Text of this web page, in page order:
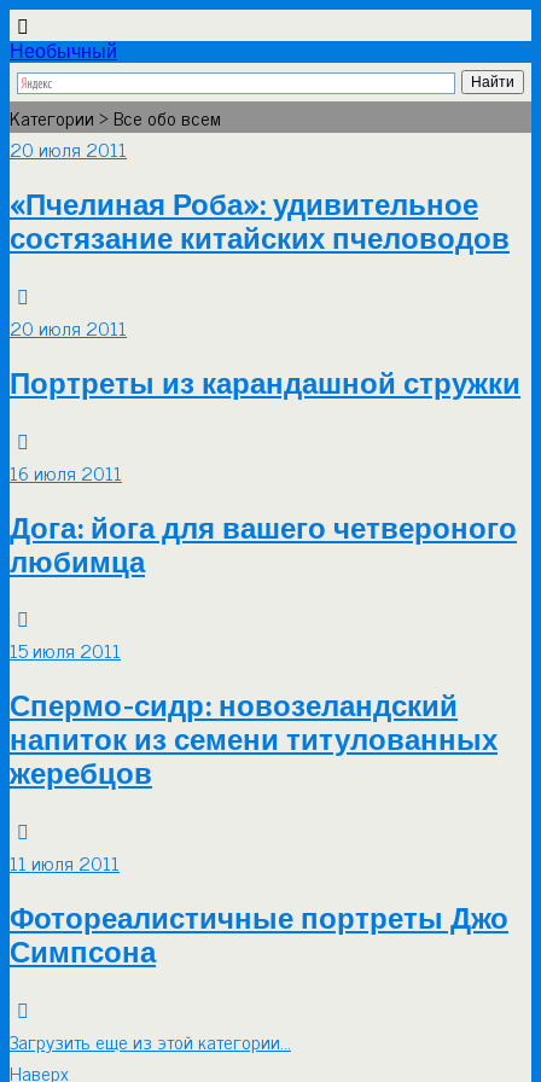
Необычный
Категории › Все обо всем
20 июля 2011
«Пчелиная Роба»: удивительное
состязание китайских пчеловодов
20 июля 2011
Портреты из карандашной стружки
16 июля 2011
Дога: йога для вашего четвероного
любимца
15 июля 2011
Спермо-сидр: новозеландский
напиток из семени титулованных
жеребцов
11 июля 2011
Фотореалистичные портреты Джо
Симпсона
Загрузить еще из этой категории…
Наверх